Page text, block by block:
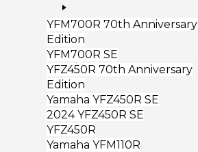
YFM700R 70th Anniversary
Edition
YFM700R SE
YFZ450R 70th Anniversary
Edition
Yamaha YFZ450R SE
2024 YFZ450R SE
YFZ450R
Yamaha YFM110R